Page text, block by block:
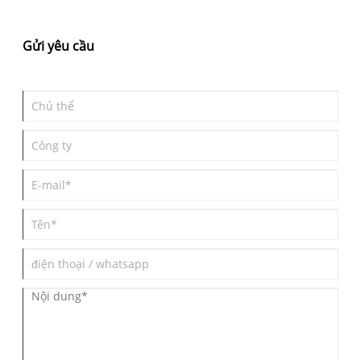
cậy để cung cấp tài liệu tham khảo toàn diện cho người dùng
mua sắm công nghiệp.
Gửi yêu cầu